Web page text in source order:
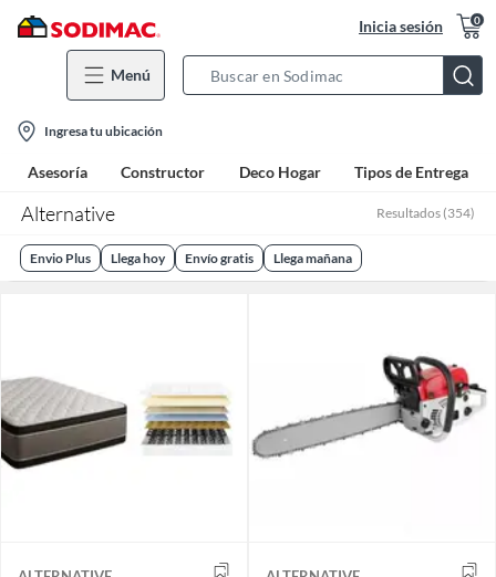
Inicia sesión 0
Menú
Bar
location-
icon
Ingresa tu ubicación
Asesoría Constructor Deco Hogar Tipos de Entrega
Alternative Resultados (354)
Envio Plus Llega hoy Envío gratis Llega mañana